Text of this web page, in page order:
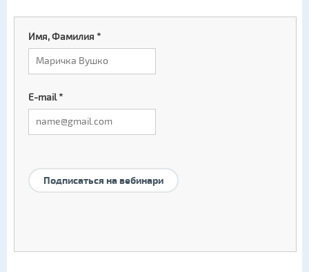
Имя, Фамилия *
E-mail*
Подписаться на вебинари